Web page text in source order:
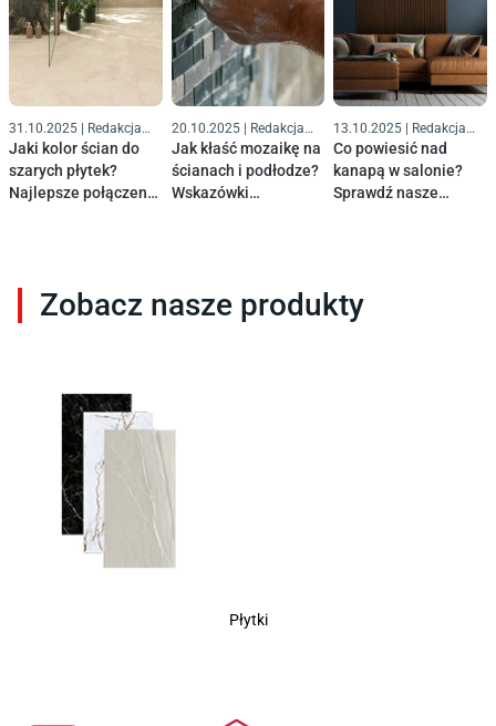
31.10.2025
Redakcja
Komfort
Jaki kolor ścian do
szarych płytek?
Najlepsze połączenia
20.10.2025|
Redakcja
Komfort
Jak kłaść mozaikę na
ścianach i podłodze?
Wskazówki
13.10.2025
Redakcja
Komfort
Co powiesić nad
kanapą w salonie?
Sprawdź nasze
Zobacz nasze produkty
Płytki